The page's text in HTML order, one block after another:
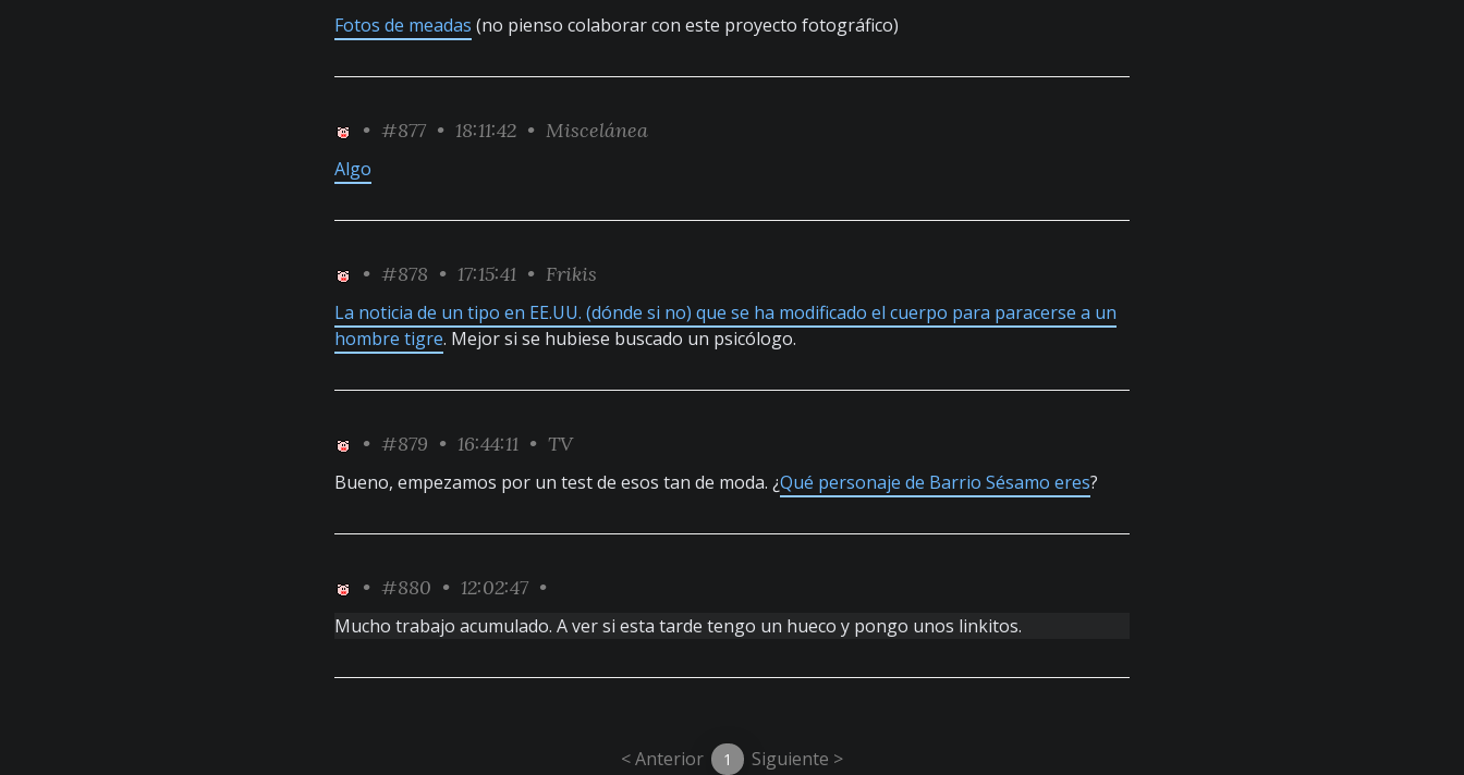
Fotos de meadas (no pienso colaborar con este proyecto fotográfico)
• #877 • 18:11:42 • Miscelánea
Algo
• #878 • 17:15:41 • Frikis
La noticia de un tipo en EE.UU. (dónde si no) que se ha modificado el cuerpo para paracerse a un
hombre tigre. Mejor si se hubiese buscado un psicólogo.
• #879 • 16:44:11 • TV
Bueno, empezamos por un test de esos tan de moda. ¿Qué personaje de Barrio Sésamo eres?
• #880 • 12:02:47 •
Mucho trabajo acumulado. A ver si esta tarde tengo un hueco y pongo unos linkitos.
< Anterior 1 Siguiente >